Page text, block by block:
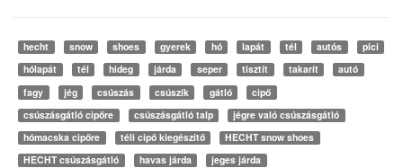
hecht snow shoes gyerek hó lapát tél autós
pici
hólapát
tél hideg járda seper tisztít takarít
autó
fagy
jég csúszás csúszík gátló
cipő
csúszásgátló cipőre
csúszásgátló talp
jégre való csúszásgátló
hómacska cipőre
téli cipő kiegészítő
HECHT snow shoes
HECHT csúszásgátló
havas járda
jeges járda